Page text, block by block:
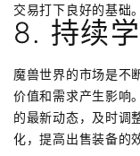
交易打下良好的基础。
8. 持续
魔兽世界的市场是不
价值和需求产生影响
的最新动态，及时调
化，提高出售装备的